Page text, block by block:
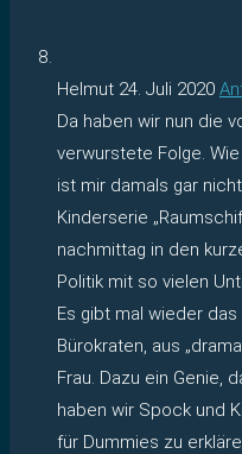
Helmut 24. Juli 2020
Da haben wir nun die
verwurstete Folge.
ist mir damals gar
Kinderserie
nachmittag in den
Politik mit so vielen
Es gibt mal wieder
Bürokraten, aus
Frau. Dazu ein Genie,
haben wir Spock und
für Dummies zu